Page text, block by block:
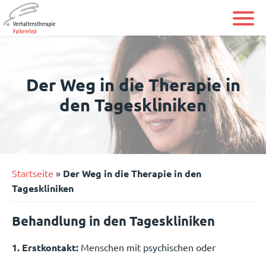
Der Weg in die Therapie in
den Tageskliniken
Startseite » Der Weg in die Therapie in den
Tageskliniken
Behandlung in den Tageskliniken
1. Erstkontakt: Menschen mit psychischen oder